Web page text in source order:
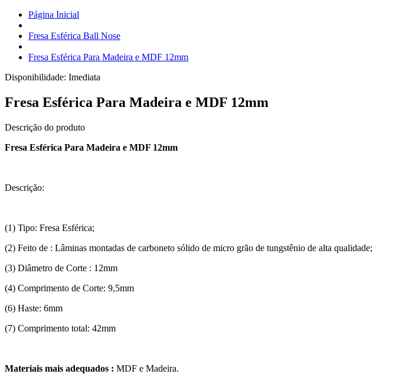
Página Inicial
Fresa Esférica Ball Nose
Fresa Esférica Para Madeira e MDF 12mm
Disponibilidade: Imediata
Fresa Esférica Para Madeira e MDF 12mm
Descrição do produto
Fresa Esférica Para Madeira e MDF 12mm
Descrição:
(1) Tipo: Fresa Esférica;
(2) Feito de : Lâminas montadas de carboneto sólido de micro grão de tungstênio de alta qualidade;
(3) Diâmetro de Corte : 12mm
(4) Comprimento de Corte: 9,5mm
(6) Haste: 6mm
(7) Comprimento total: 42mm
Materiais mais adequados : MDF e Madeira.